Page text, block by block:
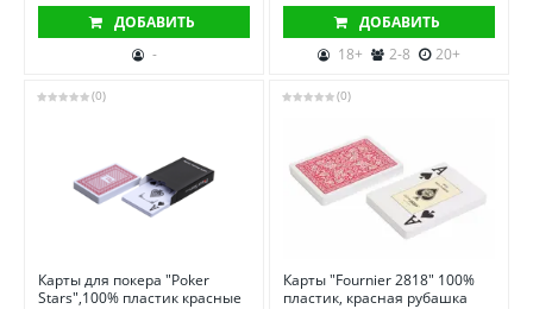
ДОБАВИТЬ
-
ДОБАВИТЬ
18+
2-8 20+
(0)
Карты для покера "Poker
Stars",100% пластик красные
(0)
Карты "Fournier 2818" 100%
пластик, красная рубашка